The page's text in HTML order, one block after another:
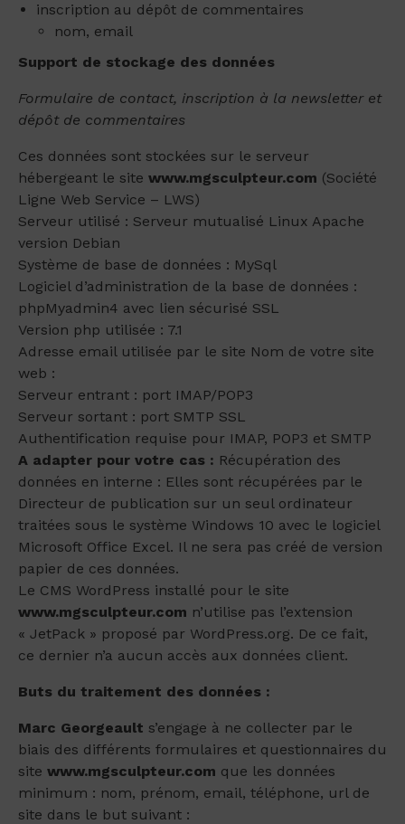
inscription au dépôt de commentaires
nom, email
Support de stockage des données
Formulaire de contact, inscription à la newsletter et
dépôt de commentaires
Ces données sont stockées sur le serveur
hébergeant le site www.mgsculpteur.com (Société
Ligne Web Service – LWS)
Serveur utilisé : Serveur mutualisé Linux Apache
version Debian
Système de base de données : MySql
Logiciel d’administration de la base de données :
phpMyadmin4 avec lien sécurisé SSL
Version php utilisée : 7.1
Adresse email utilisée par le site Nom de votre site
web :
Serveur entrant : port IMAP/POP3
Serveur sortant : port SMTP SSL
Authentification requise pour IMAP, POP3 et SMTP
A adapter pour votre cas : Récupération des
données en interne : Elles sont récupérées par le
Directeur de publication sur un seul ordinateur
traitées sous le système Windows 10 avec le logiciel
Microsoft Office Excel. Il ne sera pas créé de version
papier de ces données.
Le CMS WordPress installé pour le site
www.mgsculpteur.com n’utilise pas l’extension
« JetPack » proposé par WordPress.org. De ce fait,
ce dernier n’a aucun accès aux données client.
Buts du traitement des données :
Marc Georgeault s’engage à ne collecter par le
biais des différents formulaires et questionnaires du
site www.mgsculpteur.com que les données
minimum : nom, prénom, email, téléphone, url de
site dans le but suivant :